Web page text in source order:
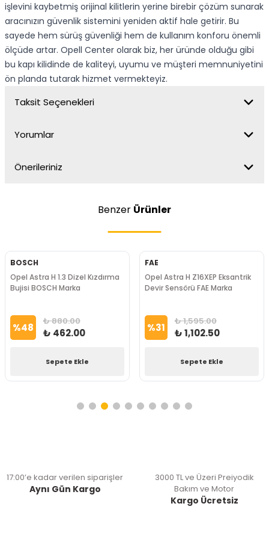
işlevini kaybetmiş orijinal kilitlerin yerine birebir çözüm sunarak
aracınızın güvenlik sistemini yeniden aktif hale getirir. Bu
sayede hem sürüş güvenliği hem de kullanım konforu önemli
ölçüde artar. Opell Center olarak biz, her üründe olduğu gibi
bu kapı kilidinde de kaliteyi, uyumu ve müşteri memnuniyetini
ön planda tutarak hizmet vermekteyiz.
Taksit Seçenekleri
Yorumlar
Önerileriniz
Benzer Ürünler
BOSCH
Opel Astra H 1.3 Dizel Kızdırma
Bujisi BOSCH Marka
%48 ₺ 880.00
₺ 462.00
Sepete Ekle
FAE
Opel Astra H Z16XEP Eksantrik
Devir Sensörü FAE Marka
%31 ₺ 1,595.00
₺ 1,102.50
Sepete Ekle
17:00’e kadar verilen siparişler
Aynı Gün Kargo
3000 TL ve Üzeri Preiyodik
Bakım ve Motor
Kargo Ücretsiz